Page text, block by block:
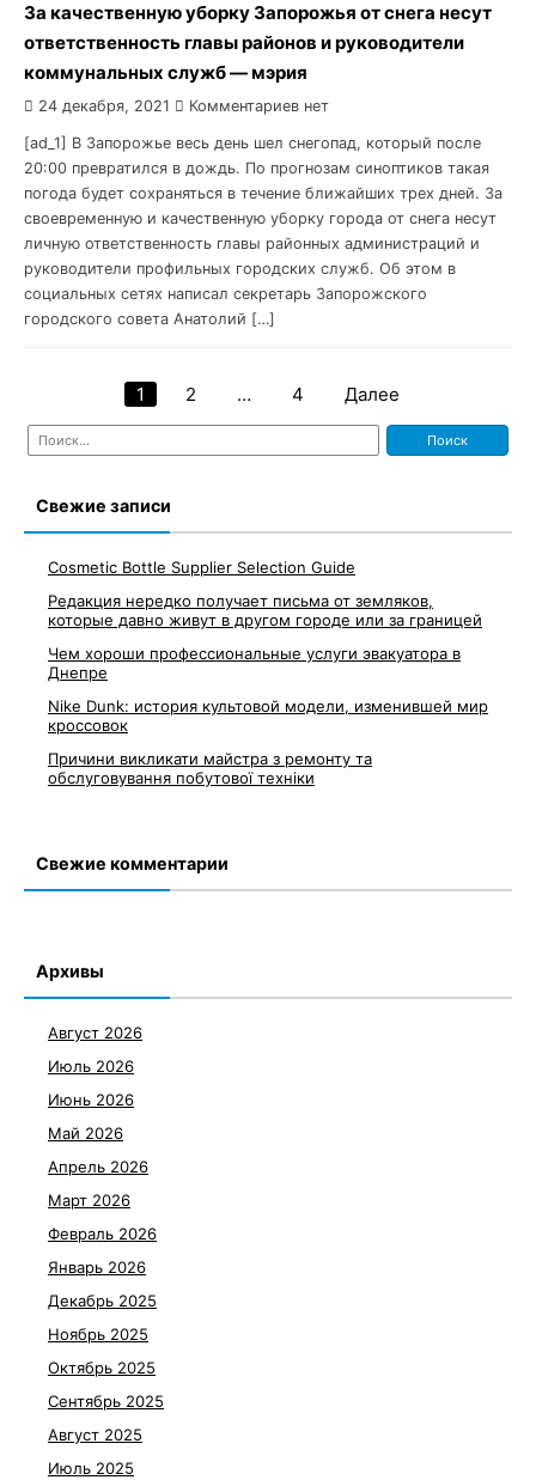
За качественную уборку Запорожья от снега несут
ответственность главы районов и руководители
коммунальных служб — мэрия
24 декабря, 2021 Комментариев нет
[ad_1] В Запорожье весь день шел снегопад, который после
20:00 превратился в дождь. По прогнозам синоптиков такая
погода будет сохраняться в течение ближайших трех дней. За
своевременную и качественную уборку города от снега несут
личную ответственность главы районных администраций и
руководители профильных городских служб. Об этом в
социальных сетях написал секретарь Запорожского
городского совета Анатолий […]
Навигация
по
1 2 … 4 Далее
Найти:
Свежие записи
Cosmetic Bottle Supplier Selection Guide
Редакция нередко получает письма от земляков,
которые давно живут в другом городе или за границей
Чем хороши профессиональные услуги эвакуатора в
Днепре
Nike Dunk: история культовой модели, изменившей мир
кроссовок
Причини викликати майстра з ремонту та
обслуговування побутової техніки
Свежие комментарии
Архивы
Август 2026
Июль 2026
Июнь 2026
Май 2026
Апрель 2026
Март 2026
Февраль 2026
Январь 2026
Декабрь 2025
Ноябрь 2025
Октябрь 2025
Сентябрь 2025
Август 2025
Июль 2025